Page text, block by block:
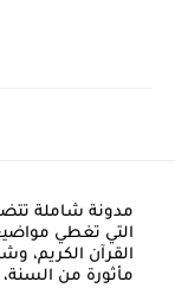
مدونة شاملة
التي تغطي
القرآن الكريم،
مأثورة من